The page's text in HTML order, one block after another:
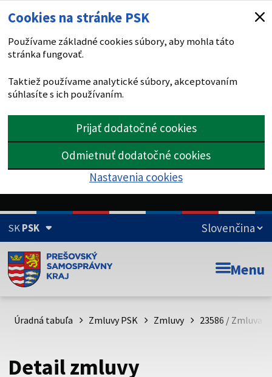
Cookies na stránke PSK
Používame základné cookies súbory, aby mohla táto
stránka fungovať.
Taktiež používame analytické súbory, akceptovaním
súhlasíte s ich používaním.
Prijať dodatočné cookies
Odmietnuť dodatočné cookies
Nastavenia cookies
SKPSK
Doména psk.sk je oficiálna
Toto je oficiálna webová stránka Prešovského
psk.sk.
Buďte pozorní a vždy sa uistite, že zdieľate informácie iba
Menu
Úradná tabuľa Zmluvy PSK Zmluvy 23586 / Zmluva
Detail zmluvy